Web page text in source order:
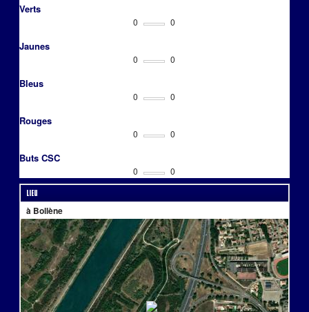
Verts
0 0
Jaunes
0 0
Bleus
0 0
Rouges
0 0
Buts CSC
0 0
Lieu
à Bollène